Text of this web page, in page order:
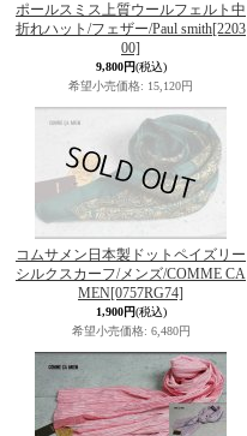
ポールスミス上質ウールフェルト中
折れハット/フェザー/Paul smith[2203
00]
9,800円(税込)
希望小売価格: 15,120円
コムサメン日本製ドットペイズリー
シルクスカーフ/メンズ/COMME CA
MEN[0757RG74]
1,900円(税込)
希望小売価格: 6,480円